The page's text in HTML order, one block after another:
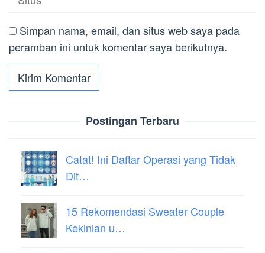
Simpan nama, email, dan situs web saya pada
peramban ini untuk komentar saya berikutnya.
Postingan Terbaru
Catat! Ini Daftar Operasi yang Tidak
Dit…
15 Rekomendasi Sweater Couple
Kekinian u…